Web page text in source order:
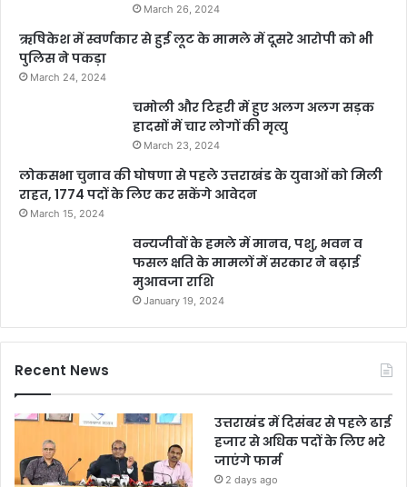
March 26, 2024
ऋषिकेश में स्वर्णकार से हुई लूट के मामले में दूसरे आरोपी को भी
पुलिस ने पकड़ा
March 24, 2024
चमोली और टिहरी में हुए अलग अलग सड़क
हादसों में चार लोगों की मृत्यु
March 23, 2024
लोकसभा चुनाव की घोषणा से पहले उत्तराखंड के युवाओं को मिली
राहत, 1774 पदों के लिए कर सकेंगे आवेदन
March 15, 2024
वन्यजीवों के हमले में मानव, पशु, भवन व
फसल क्षति के मामलों में सरकार ने बढ़ाई
मुआवजा राशि
January 19, 2024
Recent News
उत्तराखंड में दिसंबर से पहले ढाई
हजार से अधिक पदों के लिए भरे
जाएंगे फार्म
2 days ago